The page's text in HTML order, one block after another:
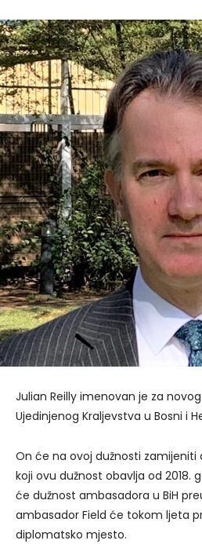
Julian Reilly imenovan je za
Ujedinjenog Kraljevstva u Bosni i
On će na ovoj dužnosti zamijeniti
koji ovu dužnost obavlja od 2018.
će dužnost ambasadora u BiH
ambasador Field će tokom ljeta
diplomatsko mjesto.